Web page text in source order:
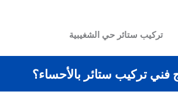
تركيب ستائر حي الشغيبية
فني تركيب ستائر بالأحساء؟